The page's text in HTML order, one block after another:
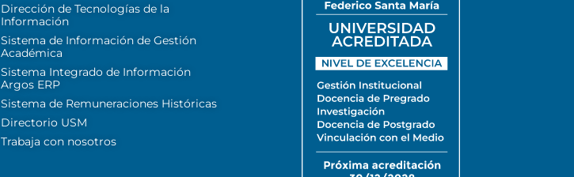
Dirección de Tecnologías de la
Información
Sistema de Información de Gestión
Académica
Sistema Integrado de Información
Argos ERP
Sistema de Remuneraciones Históricas
Directorio USM
Trabaja con nosotros